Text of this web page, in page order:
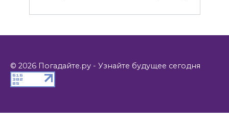
© 2026 Погадайте.ру - Узнайте будущее сегодня